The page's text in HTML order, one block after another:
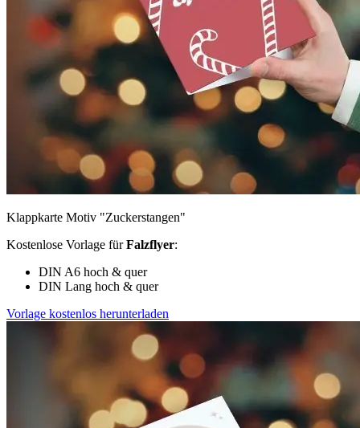
Klappkarte Motiv "Zuckerstangen"
Kostenlose Vorlage fürFalzflyer:
DIN A6 hoch & quer
DIN Lang hoch & quer
Vorlage kostenlos herunterladen